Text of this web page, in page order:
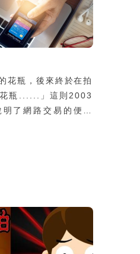
花瓶，後來終於在拍
瓶......」這則2003
了網路交易的便利
便顯得很重要。